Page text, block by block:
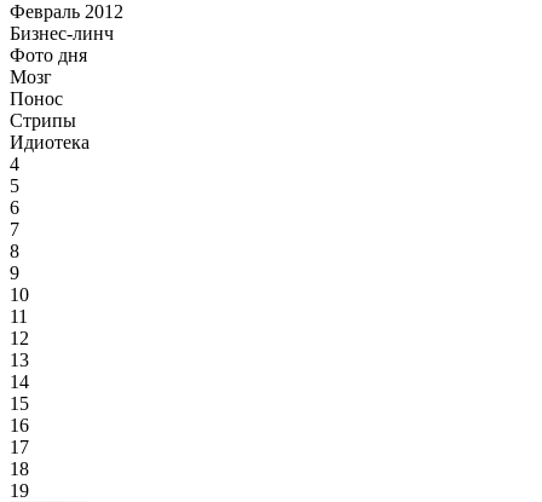
Февраль 2012
Бизнес-линч
Фото дня
Мозг
Понос
Стрипы
Идиотека
4
5
6
7
8
9
10
11
12
13
14
15
16
17
18
19